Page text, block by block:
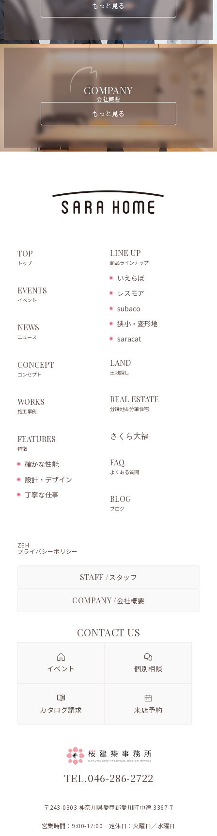
もっと見る
COMPANY
会社概要
もっと見る
TOP
トップ
EVENTS
イベント
NEWS
ニュース
CONCEPT
コンセプト
WORKS
施工事例
FEATURES
特徴
確かな性能
設計・デザイン
丁寧な仕事
LINE UP
商品ラインナップ
いえらぼ
レスモア
subaco
狭小・変形地
saracat
LAND
土地探し
REAL ESTATE
分譲地＆分譲住宅
さくら大福
FAQ
よくある質問
BLOG
ブログ
ZEH
プライバシーポリシー
STAFF /スタッフ
COMPANY /会社概要
CONTACT US
イベント 個別相談
カタログ請求 来店予約
TEL.046-286-2722
〒243-0303 神奈川県愛甲郡愛川町中津 3367-7
営業時間：9:00-17:00 定休日：火曜日／水曜日